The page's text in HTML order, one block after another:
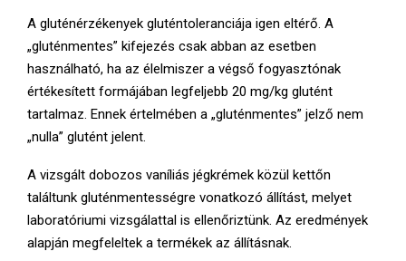
A gluténérzékenyek gluténtoleranciája igen eltérő. A
„gluténmentes” kifejezés csak abban az esetben
használható, ha az élelmiszer a végső fogyasztónak
értékesített formájában legfeljebb 20 mg/kg glutént
tartalmaz. Ennek értelmében a „gluténmentes” jelző nem
„nulla” glutént jelent.
A vizsgált dobozos vaníliás jégkrémek közül kettőn
találtunk gluténmentességre vonatkozó állítást, melyet
laboratóriumi vizsgálattal is ellenőriztünk. Az eredmények
alapján megfeleltek a termékek az állításnak.